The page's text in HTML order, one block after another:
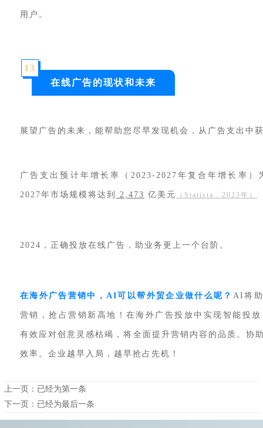
用户。
13
在线广告的现状和未来
展望广告的未来，能帮助您尽早发现机会，从广告支出中
广告支出预计年增长率（2023-2027年复合年增长率）
2027年市场规模将达到 2,473 亿美元 （ Statista，2023年 ）
2024，正确投放在线广告，助业务更上一个台阶。
在海外广告营销中，AI可以帮外贸企业做什么呢？ AI将
营销，抢占营销新高地！在海外广告投放中实现智能投
有效应对创意灵感枯竭，将全面提升营销内容的品质。协
效率。企业越早入局，越早抢占先机！
上一页：已经为第一条
下一页：已经为最后一条